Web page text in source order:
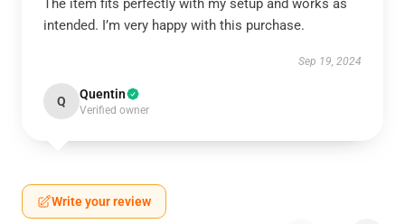
The item fits perfectly with my setup and works as
intended. I’m very happy with this purchase.
Sep 19, 2024
Q Quentin
Verified owner
Write your review